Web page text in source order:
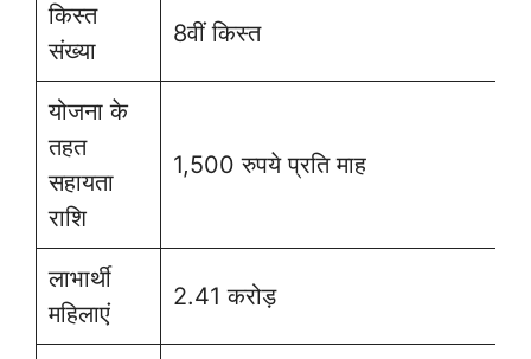
किस्त
संख्या
8वीं किस्त
योजना के
तहत
सहायता
राशि
1,500 रुपये प्रति माह
लाभार्थी
महिलाएं
2.41 करोड़